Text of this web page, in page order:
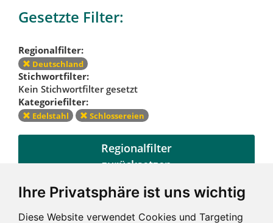
Ihre Privatsphäre ist uns wichtig
Diese Website verwendet Cookies und Targeting
Gesetzte Filter:
Regionalfilter:
Deutschland
Stichwortfilter:
Kein Stichwortfilter gesetzt
Kategoriefilter:
Edelstahl Schlossereien
Regionalfilter
zurücksetzen